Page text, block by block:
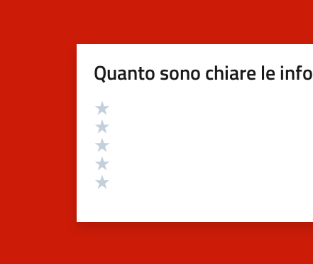
Quanto sono chiare le
Valutazione